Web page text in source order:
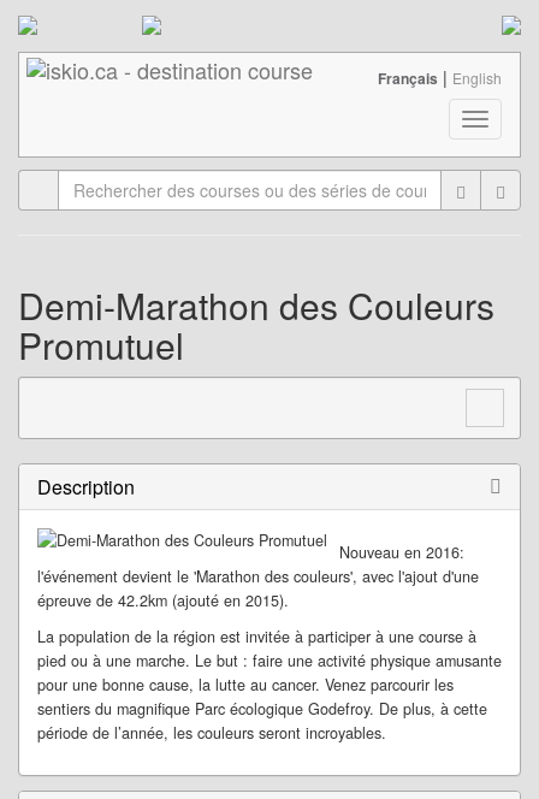
T
o
g
l
v
a
i
o
Français | English
Demi-Marathon des Couleurs
Promutuel
Description
Nouveau en 2016:
l'événement devient le 'Marathon des couleurs', avec l'ajout d'une
épreuve de 42.2km (ajouté en 2015).
La population de la région est invitée à participer à une course à
pied ou à une marche. Le but : faire une activité physique amusante
pour une bonne cause, la lutte au cancer. Venez parcourir les
sentiers du magnifique Parc écologique Godefroy. De plus, à cette
période de l’année, les couleurs seront incroyables.